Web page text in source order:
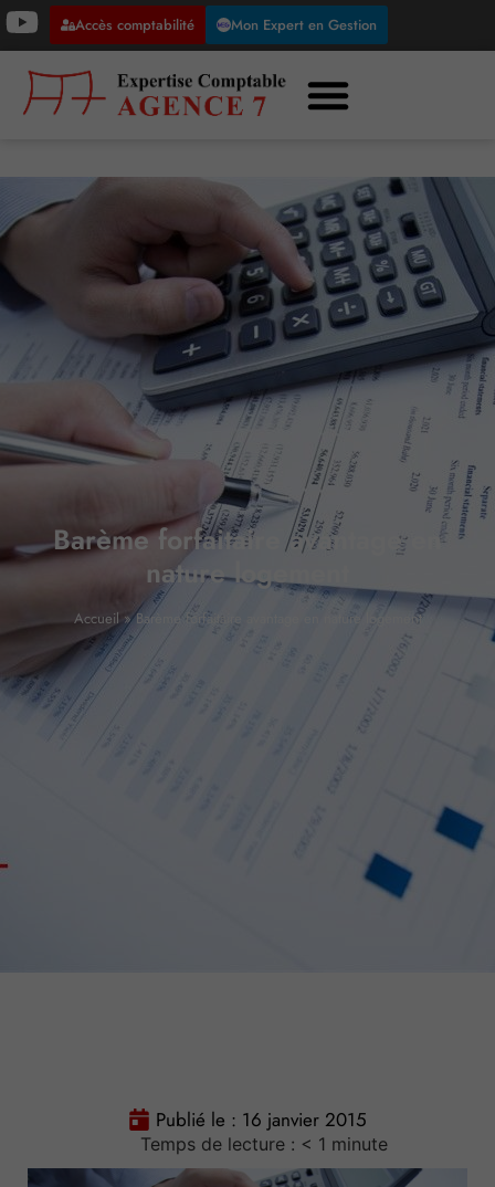
Accès comptabilité Mon Expert en Gestion
Barème forfaitaire avantage en
nature logement
Accueil »Barème forfaitaire avantage en nature logement
Publié le : 16 janvier 2015
Temps de lecture : < 1 minute